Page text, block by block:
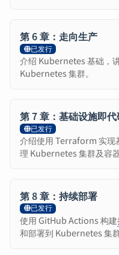
第 6 章：走向生产
已发行
介绍 Kubernetes 基础，
Kubernetes 集群。
第 7 章：基础设施即
已发行
介绍使用 Terraform 实现
理 Kubernetes 集群及容器
第 8 章：持续部署
已发行
使用 GitHub Actions 构建
和部署到 Kubernetes 集群